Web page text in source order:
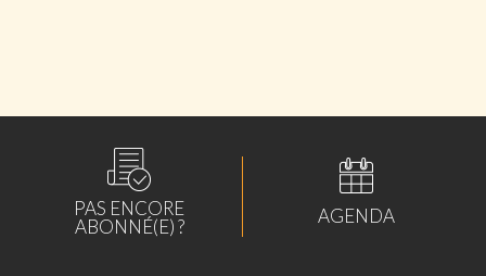
PAS ENCORE
ABONNÉ(E) ?
AGENDA